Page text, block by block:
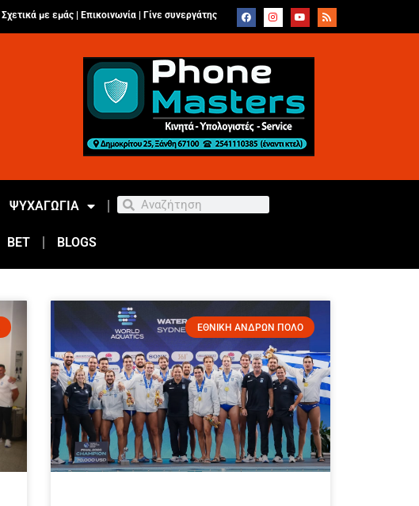
Σχετικά με εμάς | Επικοινωνία Γίνε συνεργάτης
ΨΥΧΑΓΩΓΙΑ
BET BLOGS
ΕΘΝΙΚΗ ΑΝΔΡΩΝ ΠΟΛΟ